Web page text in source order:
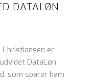
DATALØN
er
DataLøn
som sparer ham